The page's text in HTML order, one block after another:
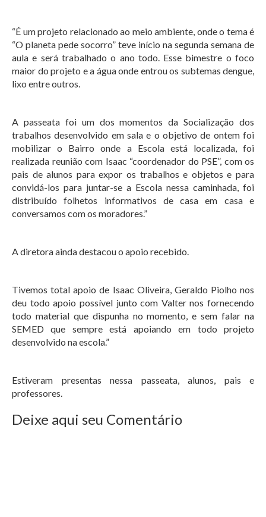
“É um projeto relacionado ao meio ambiente, onde o tema é
“O planeta pede socorro” teve início na segunda semana de
aula e será trabalhado o ano todo. Esse bimestre o foco
maior do projeto e a água onde entrou os subtemas dengue,
lixo entre outros.
A passeata foi um dos momentos da Socialização dos
trabalhos desenvolvido em sala e o objetivo de ontem foi
mobilizar o Bairro onde a Escola está localizada, foi
realizada reunião com Isaac “coordenador do PSE”, com os
pais de alunos para expor os trabalhos e objetos e para
convidá-los para juntar-se a Escola nessa caminhada, foi
distribuído folhetos informativos de casa em casa e
conversamos com os moradores.”
A diretora ainda destacou o apoio recebido.
Tivemos total apoio de Isaac Oliveira, Geraldo Piolho nos
deu todo apoio possível junto com Valter nos fornecendo
todo material que dispunha no momento, e sem falar na
SEMED que sempre está apoiando em todo projeto
desenvolvido na escola.”
Estiveram presentas nessa passeata, alunos, pais e
professores.
Deixe aqui seu Comentário